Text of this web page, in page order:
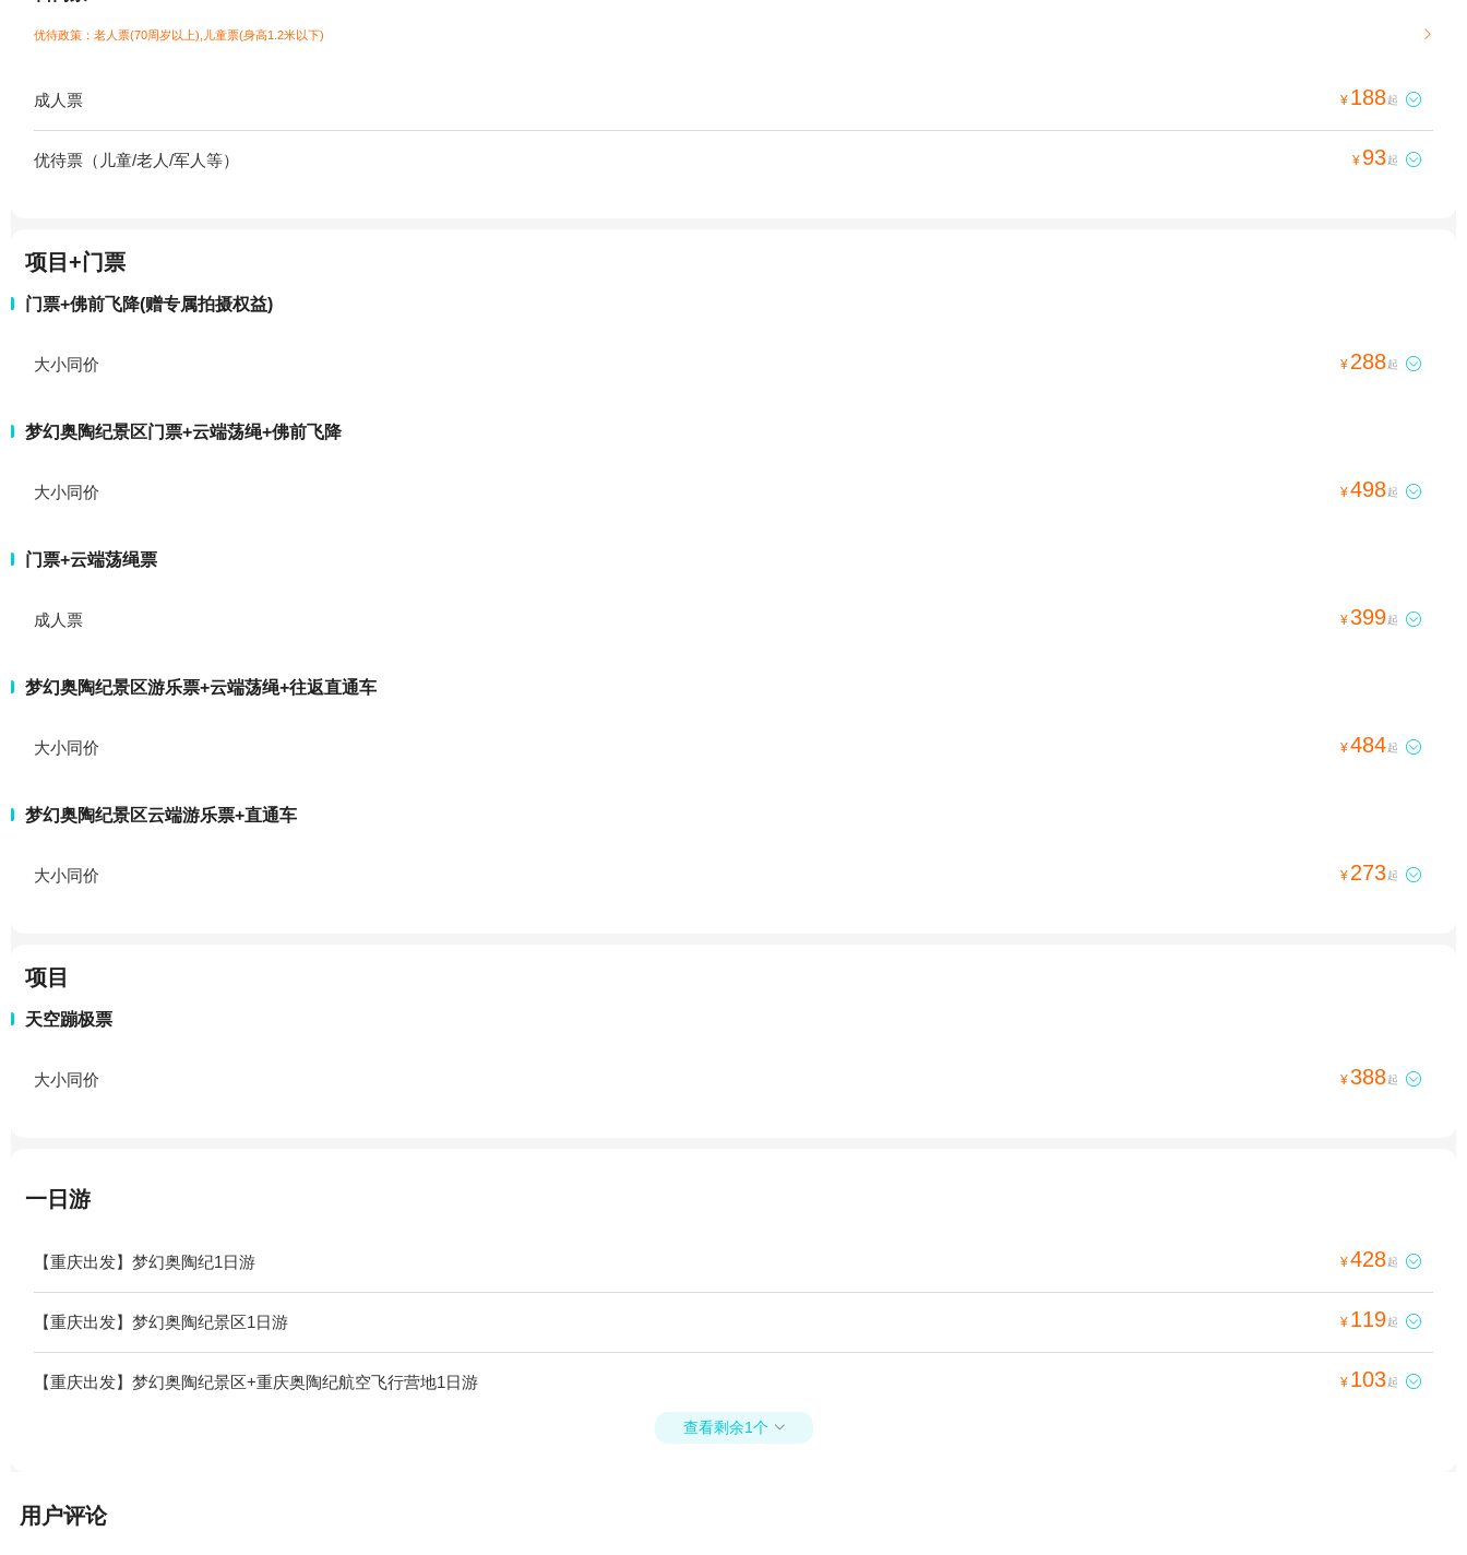
优待政策：老人票(70周岁以上),儿童票(身高1.2米以下) 
成人票 ¥ 188起 
优待票（儿童/老人/军人等） ¥ 93起 
项目+门票
门票+佛前飞降(赠专属拍摄权益)
大小同价 ¥ 288起 
梦幻奥陶纪景区门票+云端荡绳+佛前飞降
大小同价 ¥498起 
门票+云端荡绳票
成人票 ¥399起 
梦幻奥陶纪景区游乐票+云端荡绳+往返直通车
大小同价 ¥484起 
梦幻奥陶纪景区云端游乐票+直通车
大小同价 ¥ 273起 
项目
天空蹦极票
大小同价 ¥388起 
一日游
【重庆出发】梦幻奥陶纪1日游 ¥428起 
【重庆出发】梦幻奥陶纪景区1日游 ¥ 119起 
【重庆出发】梦幻奥陶纪景区+重庆奥陶纪航空飞行营地1日游 ¥ 103起 
查看剩余1个 
用户评论